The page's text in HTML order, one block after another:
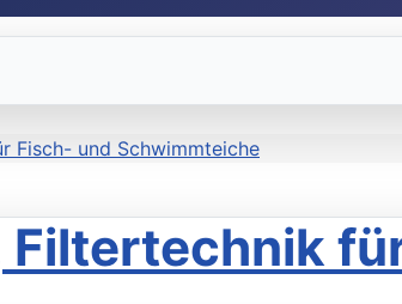
Fisch- und Schwimmteiche